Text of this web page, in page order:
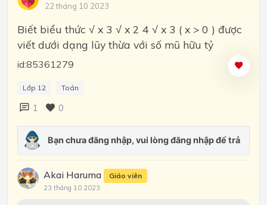
22 tháng 10 2023
Biết biểu thức √ x 3 √ x 2 4 √ x 3 ( x > 0 ) được
viết dưới dạng lũy thừa với số mũ hữu tỷ
id:85361279
Lớp 12 Toán
1 0
Akai Haruma Giáo viên
23 tháng 10 2023